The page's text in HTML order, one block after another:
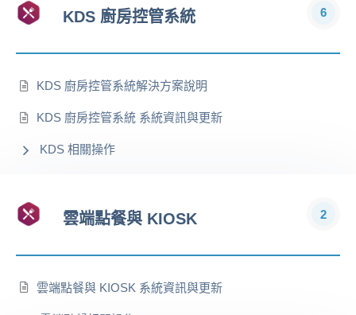
KDS 廚房控管系統 6
KDS 廚房控管系統解決方案說明
KDS 廚房控管系統 系統資訊與更新
KDS 相關操作
雲端點餐與 KIOSK 2
雲端點餐與 KIOSK 系統資訊與更新